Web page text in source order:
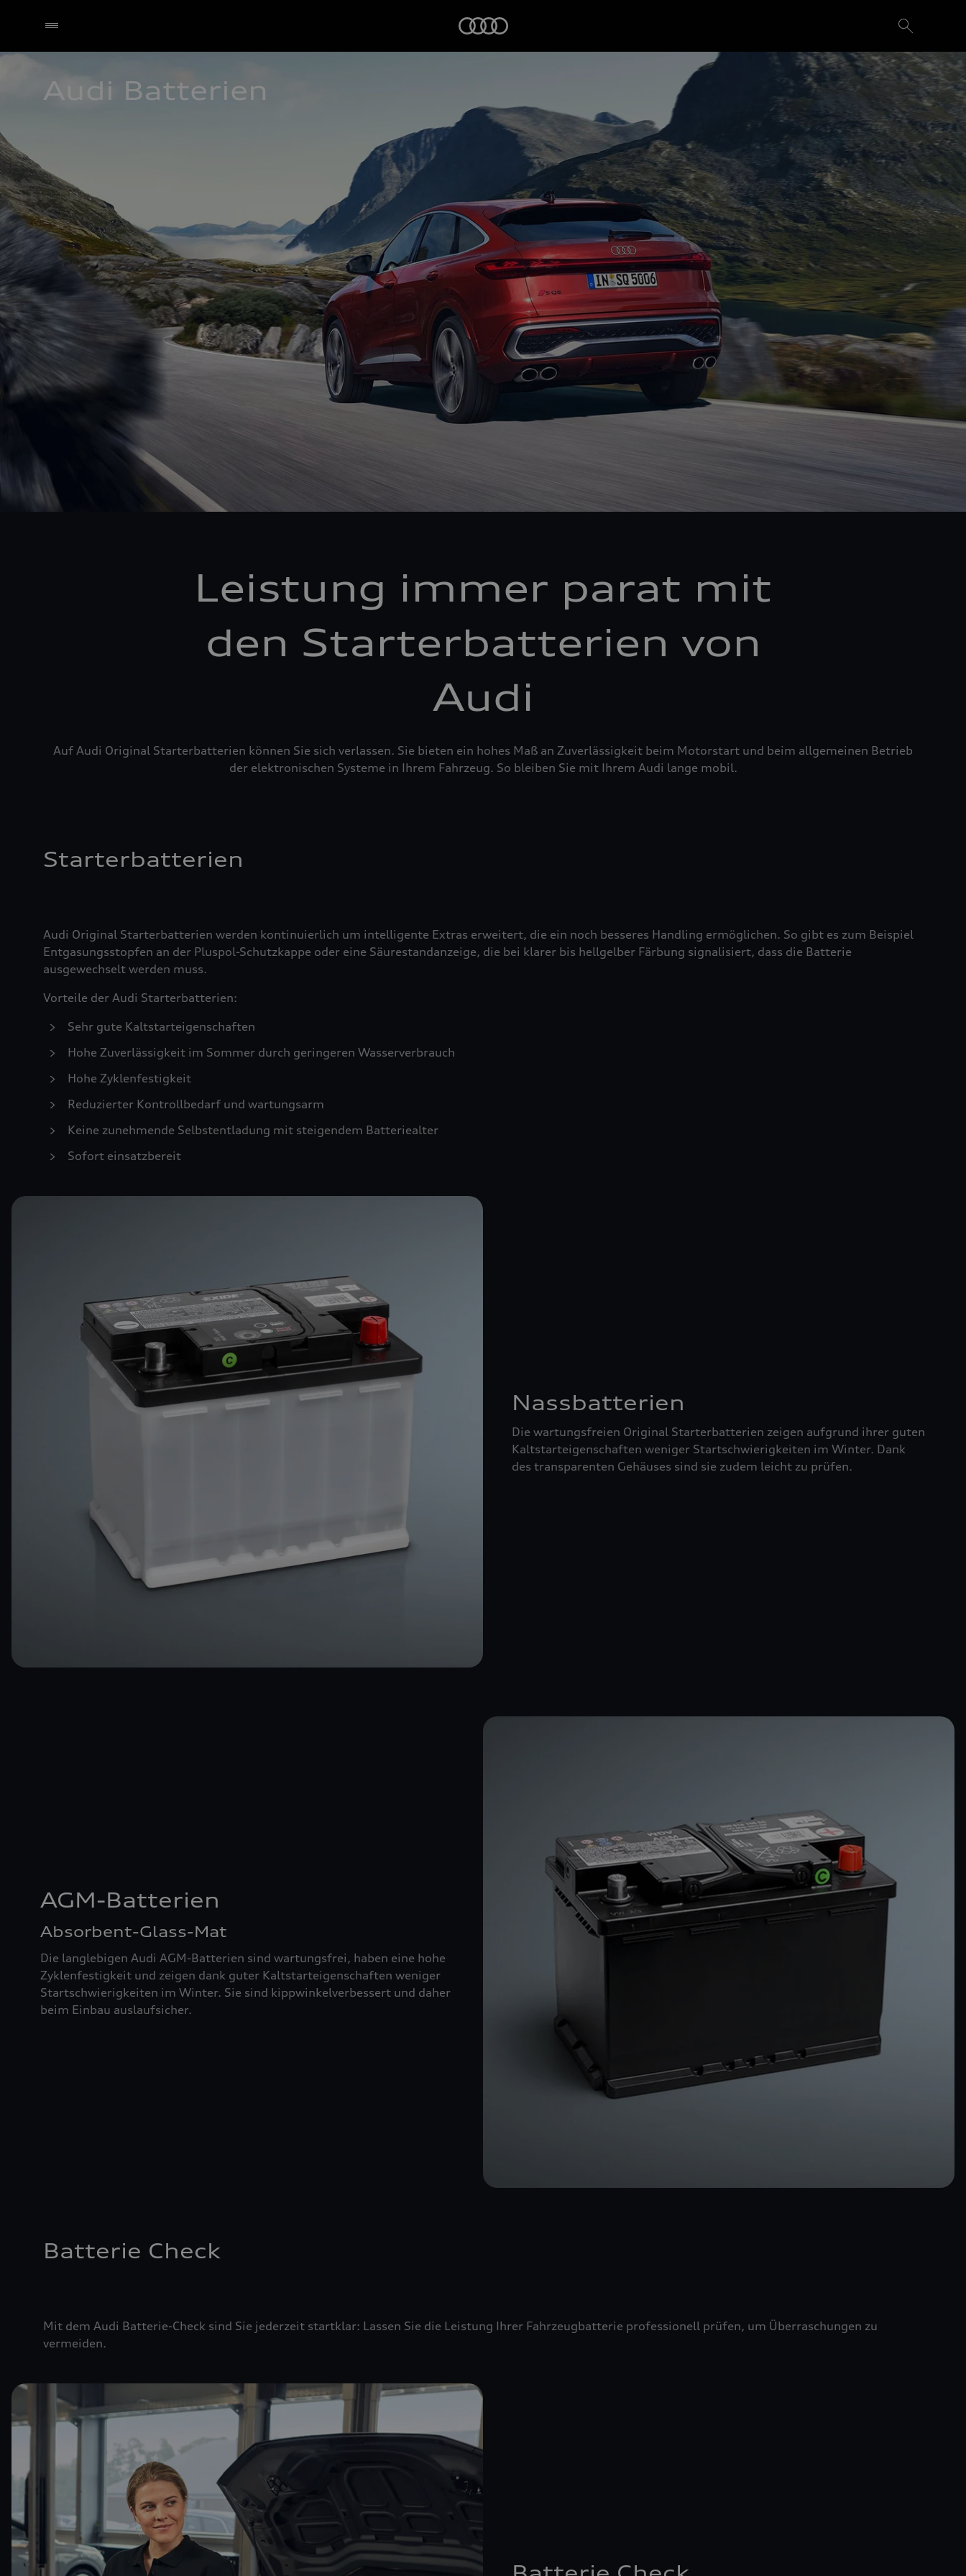
Audi Batterien
Leistung immer parat mit
den Starterbatterien von
Audi
Auf Audi Original Starterbatterien können Sie sich verlassen. Sie bieten ein hohes Maß an Zuverlässigkeit beim Motorstart und beim allgemeinen Betrieb
der elektronischen Systeme in Ihrem Fahrzeug. So bleiben Sie mit Ihrem Audi lange mobil.
Starterbatterien
Audi Original Starterbatterien werden kontinuierlich um intelligente Extras erweitert, die ein noch besseres Handling ermöglichen. So gibt es zum Beispiel
Entgasungsstopfen an der Pluspol-Schutzkappe oder eine Säurestandanzeige, die bei klarer bis hellgelber Färbung signalisiert, dass die Batterie
ausgewechselt werden muss.
Vorteile der Audi Starterbatterien:
Sehr gute Kaltstarteigenschaften
Hohe Zuverlässigkeit im Sommer durch geringeren Wasserverbrauch
Hohe Zyklenfestigkeit
Reduzierter Kontrollbedarf und wartungsarm
Keine zunehmende Selbstentladung mit steigendem Batteriealter
Sofort einsatzbereit
Nassbatterien
Die wartungsfreien Original Starterbatterien zeigen aufgrund ihrer guten
Kaltstarteigenschaften weniger Startschwierigkeiten im Winter. Dank
des transparenten Gehäuses sind sie zudem leicht zu prüfen.
AGM-Batterien
Absorbent-Glass-Mat
Die langlebigen Audi AGM-Batterien sind wartungsfrei, haben eine hohe
Zyklenfestigkeit und zeigen dank guter Kaltstarteigenschaften weniger
Startschwierigkeiten im Winter. Sie sind kippwinkelverbessert und daher
beim Einbau auslaufsicher.
Batterie Check
Mit dem Audi Batterie-Check sind Sie jederzeit startklar: Lassen Sie die Leistung Ihrer Fahrzeugbatterie professionell prüfen, um Überraschungen zu
vermeiden.